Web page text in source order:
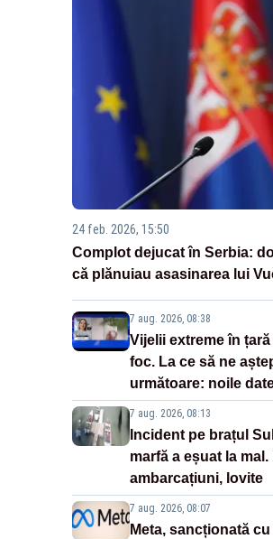
24 feb. 2026, 15:50
Complot dejucat în Serbia:
că plănuiau asasinarea lui
7 aug. 2026, 08:38
Vijelii extreme în
foc. La ce să ne
următoare: noile
7 aug. 2026, 08:13
Incident pe brațul
marfă a eșuat la mal.
ambarcațiuni, lovite
7 aug. 2026, 08:07
Meta, sancționată